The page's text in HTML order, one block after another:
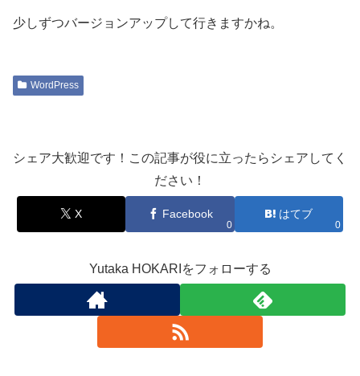
少しずつバージョンアップして行きますかね。
WordPress
シェア大歓迎です！この記事が役に立ったらシェアしてく
ださい！
X Facebook
0
はてブ
0
Yutaka HOKARIをフォローする